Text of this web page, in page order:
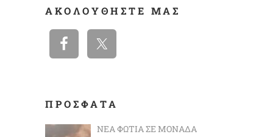
ΑΚΟΛΟΥΘΉΣΤΕ ΜΑΣ
ΠΡΟΣΦΑΤΑ
ΝΈΑ ΦΩΤΙΆ ΣΕ ΜΟΝΆΔΑ